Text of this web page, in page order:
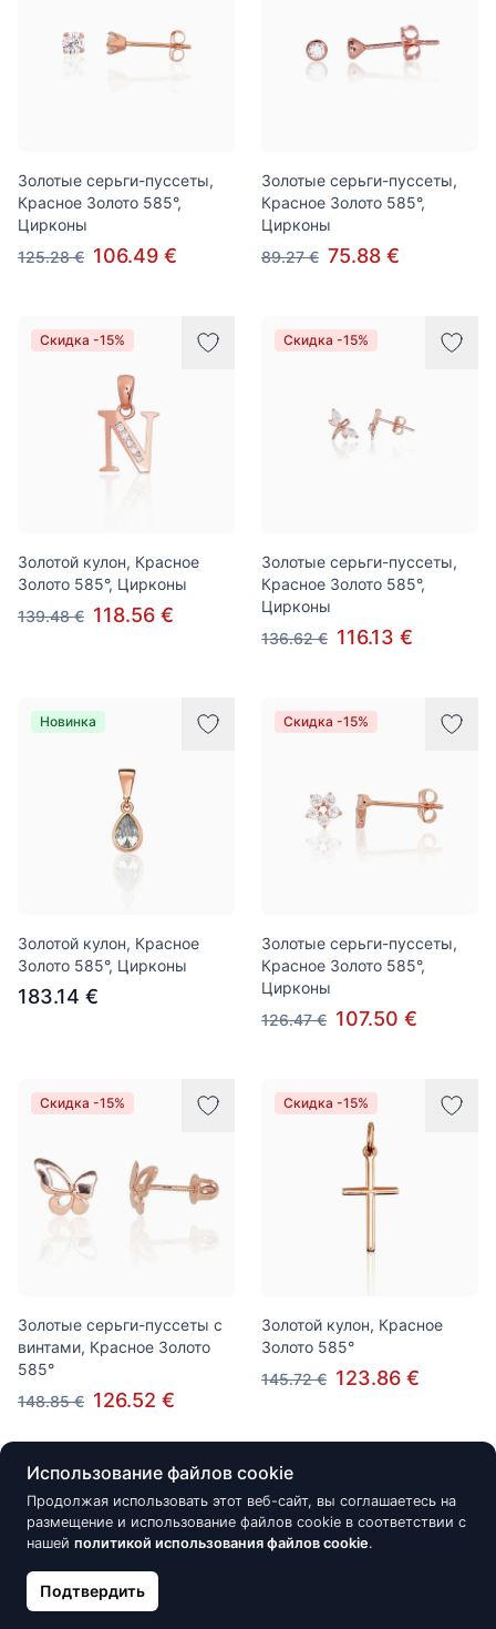
Золотые серьги-пуссеты,
Красное Золото 585°,
Цирконы
125.28 € 106.49 €
Золотые серьги-пуссеты,
Красное Золото 585°,
Цирконы
89.27 € 75.88 €
Скидка -15%
Золотой кулон, Красное
Золото 585°, Цирконы
139.48 € 118.56 €
Скидка -15%
Золотые серьги-пуссеты,
Красное Золото 585°,
Цирконы
136.62 € 116.13 €
Новинка
Золотой кулон, Красное
Золото 585°, Цирконы
183.14 €
Скидка -15%
Золотые серьги-пуссеты,
Красное Золото 585°,
Цирконы
126.47 € 107.50 €
Скидка -15%
Золотые серьги-пуссеты с
винтами, Красное Золото
585°
148.85 € 126.52 €
Скидка -15%
Золотой кулон, Красное
Золото 585°
145.72 € 123.86 €
Скидка -15% Скидка -15%
Использование файлов cookie
Продолжая использовать этот веб-сайт, вы соглашаетесь на
размещение и использование файлов cookie в соответствии с
нашей политикой использования файлов cookie.
Подтвердить